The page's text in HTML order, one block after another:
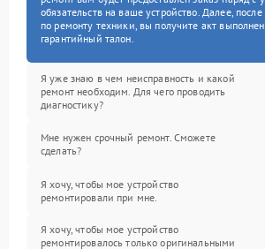
обязательств на ваше устройство. Далее,
по ремонту техники, вы получите акт
гарантийный талон.
Я уже знаю в чем неисправность и какой
ремонт необходим. Для чего проводить
диагностику?
Мне нужен срочный ремонт. Сможете
сделать?
Я хочу, чтобы мое устройство
ремонтировали при мне.
Я хочу, чтобы мое устройство
ремонтировалось только оригинальными